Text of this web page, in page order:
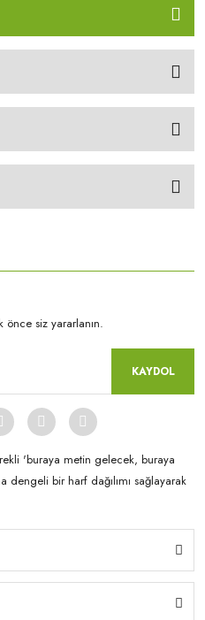
siz yararlanın.
KAYDOL
'buraya metin gelecek, buraya
bir harf dağılımı sağlayarak